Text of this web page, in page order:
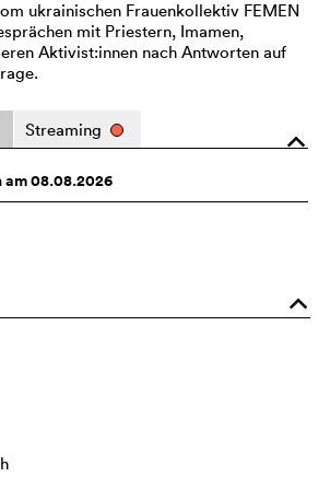
ukrainischen Frauenkollektiv FEMEN
mit Priestern, Imamen,
Aktivist:innen nach Antworten auf
o
Streaming
am 08.08.2026
o